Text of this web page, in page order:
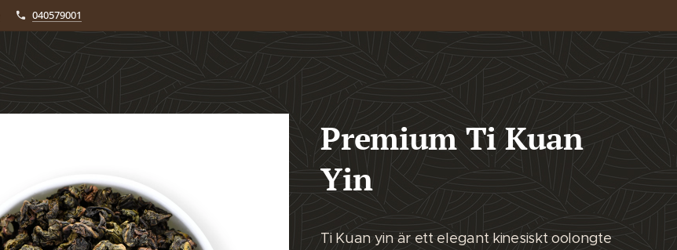
040579001
Premium Ti Kuan
Yin
Ti Kuan yin är ett elegant kinesiskt oolongte